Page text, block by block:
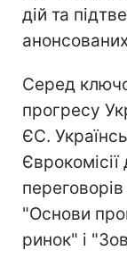
дій та
Серед
прогресу
ЄС.
"Основи
ринок" і